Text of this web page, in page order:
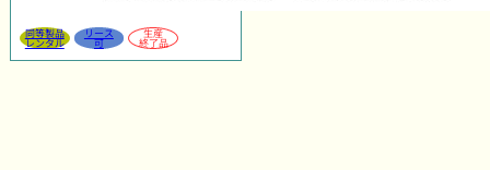
同等製品
レンタル
リース
可
生産
終了品